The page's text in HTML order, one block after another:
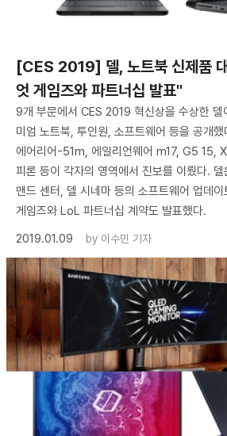
[CES 2019] 델, 노트북 신제품
엇 게임즈와 파트너십 발표"
9개 부문에서 CES 2019 혁신상을 수상한 델
미엄 노트북, 투인원, 소프트웨어 등을 공개했
에어리어-51m, 에일리언웨어 m17, G5 15,
피론 등이 각자의 영역에서 진보를 이뤘다. 델
맨드 센터, 델 시네마 등의 소프트웨어 업데
게임즈와 LoL 파트너십 계약도 발표했다.
2019.01.09
by 이수민 기자